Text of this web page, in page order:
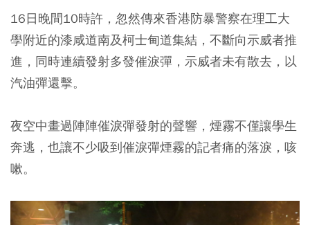
16日晚間10時許，忽然傳來香港防暴警察在理工大
學附近的漆咸道南及柯士甸道集結，不斷向示威者推
進，同時連續發射多發催淚彈，示威者未有散去，以
汽油彈還擊。
夜空中畫過陣陣催淚彈發射的聲響，煙霧不僅讓學生
奔逃，也讓不少吸到催淚彈煙霧的記者痛的落淚，咳
嗽。